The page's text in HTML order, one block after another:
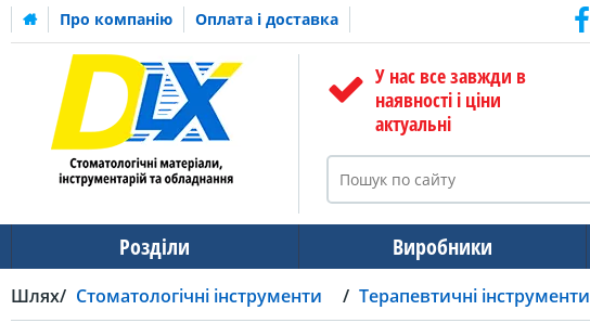
Про компанію Оплата і доставка
У нас все завжди в
наявності і ціни
актуальні
Розділи Виробники
Шлях Стоматологічні інструменти Терапевтичні інструменти